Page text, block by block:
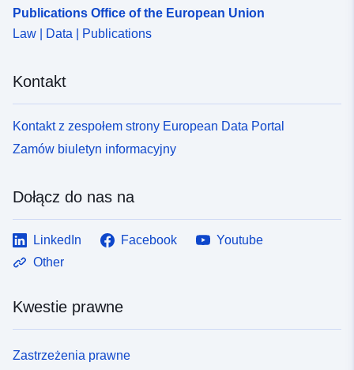
Publications Office of the European Union
Law | Data | Publications
Kontakt
Kontakt z zespołem strony European Data Portal
Zamów biuletyn informacyjny
Dołącz do nas na
LinkedIn Facebook
Youtube
Other
Kwestie prawne
Zastrzeżenia prawne